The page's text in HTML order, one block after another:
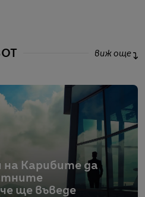
виж още
на Карибите да
ще въведе